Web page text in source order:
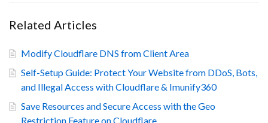
Related Articles
Modify Cloudflare DNS from Client Area
Self-Setup Guide: Protect Your Website from DDoS, Bots,
and Illegal Access with Cloudflare & Imunify360
Save Resources and Secure Access with the Geo
Restriction Feature on Cloudflare